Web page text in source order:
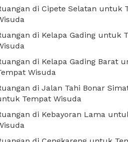
di Cipete Selatan untuk
di Kelapa Gading untuk
di Kelapa Gading Barat
Wisuda
di Jalan Tahi Bonar
Tempat Wisuda
di Kebayoran Lama